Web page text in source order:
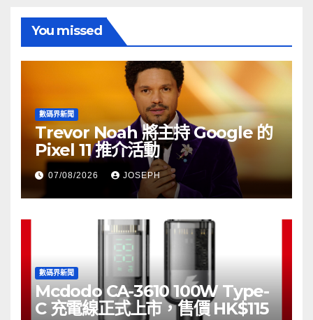
You missed
數碼界新聞
Trevor Noah 將主持 Google 的
Pixel 11 推介活動
07/08/2026 JOSEPH
數碼界新聞
Mcdodo CA-3610 100W Type-
C 充電線正式上市，售價 HK$115